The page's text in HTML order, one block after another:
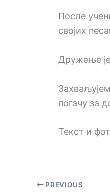
После
својих
Дружење
погачу за
Текст и
PREVIOUS